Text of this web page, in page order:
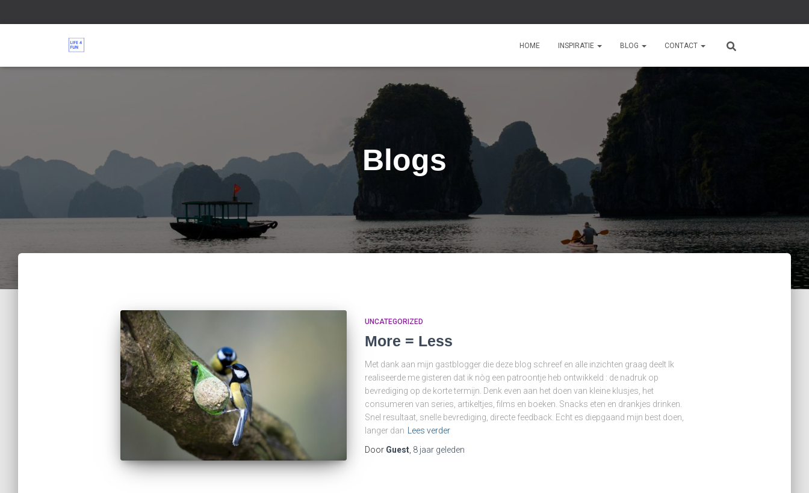
HOME INSPIRATIE BLOG CONTACT
Blogs
UNCATEGORIZED
More = Less
Met dank aan mijn gastblogger die deze blog schreef en alle inzichten graag deelt Ik
realiseerde me gisteren dat ik nòg een patroontje heb ontwikkeld : de nadruk op
bevrediging op de korte termijn. Denk even aan het doen van kleine klusjes, het
consumeren van series, artikeltjes, films en boeken. Snacks eten en drankjes drinken.
Snel resultaat, snelle bevrediging, directe feedback. Echt es diepgaand mijn best doen,
langer dan
Lees verder
Door Guest, 8 jaargeleden